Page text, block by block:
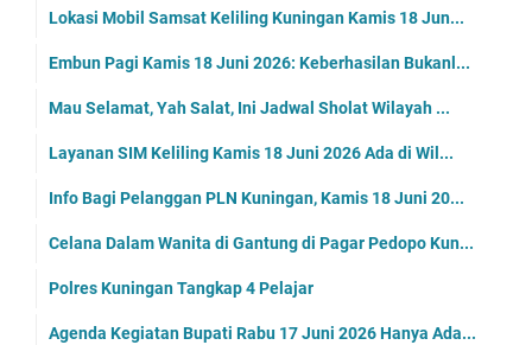
Lokasi Mobil Samsat Keliling Kuningan Kamis 18 Jun...
Embun Pagi Kamis 18 Juni 2026: Keberhasilan Bukanl...
Mau Selamat, Yah Salat, Ini Jadwal Sholat Wilayah ...
Layanan SIM Keliling Kamis 18 Juni 2026 Ada di Wil...
Info Bagi Pelanggan PLN Kuningan, Kamis 18 Juni 20...
Celana Dalam Wanita di Gantung di Pagar Pedopo Kun...
Polres Kuningan Tangkap 4 Pelajar
Agenda Kegiatan Bupati Rabu 17 Juni 2026 Hanya Ada...